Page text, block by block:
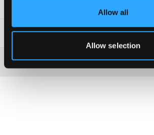
Allow all
Allow selection
Råd om tøjvask:
Washing advice